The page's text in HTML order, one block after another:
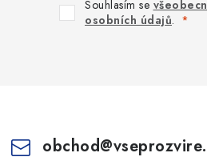
Souhlasím se
osobních údajů.
obchod@